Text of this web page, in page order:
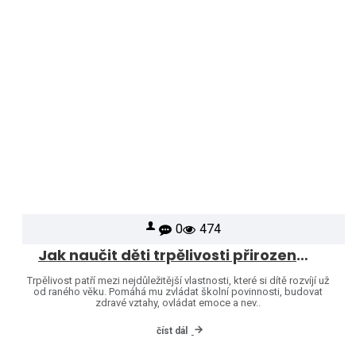
0 474
Jak naučit děti trpělivosti přirozenou cestou
Trpělivost patří mezi nejdůležitější vlastnosti, které si dítě rozvíjí už
od raného věku. Pomáhá mu zvládat školní povinnosti, budovat
zdravé vztahy, ovládat emoce a nev..
číst dál